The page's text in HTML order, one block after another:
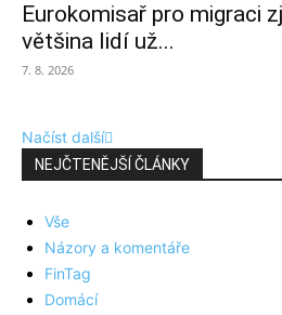
Eurokomisař pro migraci
většina lidí už...
7. 8. 2026
Načíst další
NEJČTENĚJŠÍ ČLÁNKY
Vše
Názory a komentáře
FinTag
Domácí